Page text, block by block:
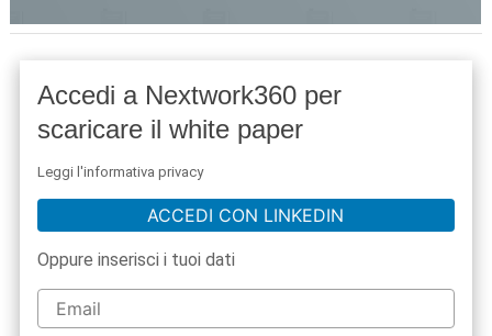
Accedi a Nextwork360 per
scaricare il white paper
Leggi l'informativa privacy
ACCEDI CON LINKEDIN
Oppure inserisci i tuoi dati